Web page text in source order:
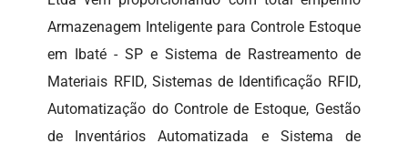
Armazenagem Inteligente para Controle Estoque
em Ibaté - SP e Sistema de Rastreamento de
Materiais RFID, Sistemas de Identificação RFID,
Automatização do Controle de Estoque, Gestão
de Inventários Automatizada e Sistema de